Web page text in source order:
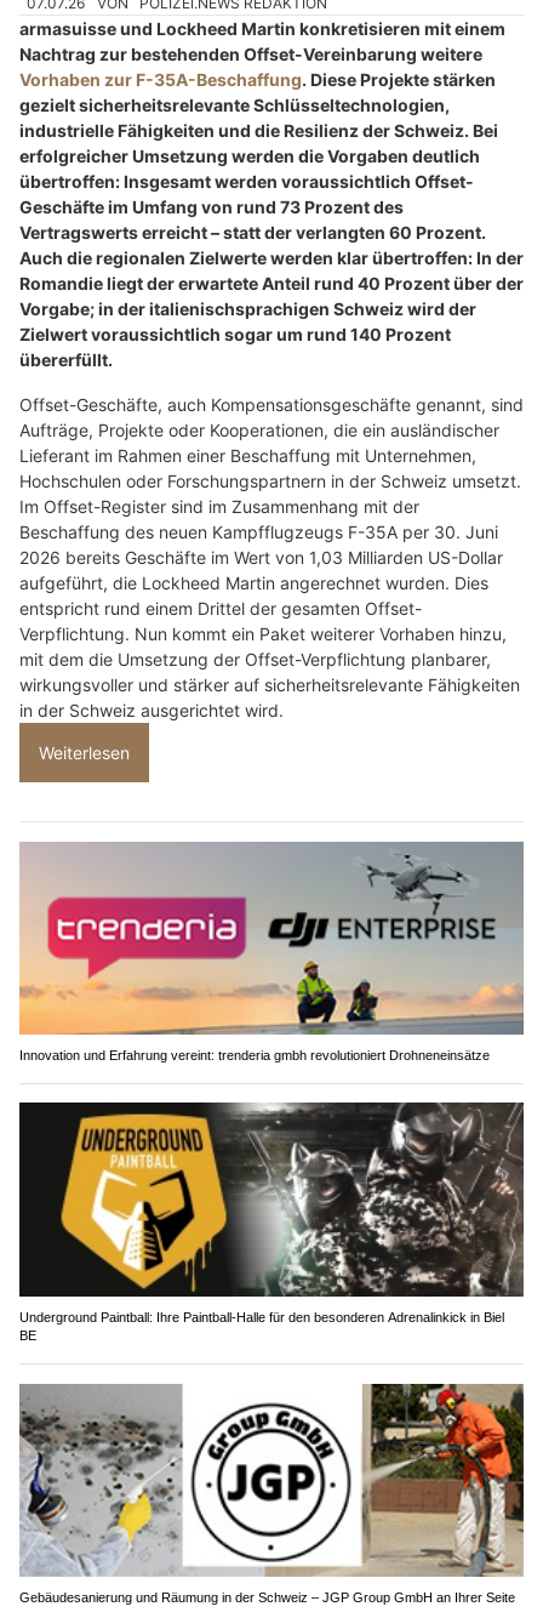
armasuisse und Lockheed Martin konkretisieren mit einem
Nachtrag zur bestehenden Offset-Vereinbarung weitere
Vorhaben zur F-35A-Beschaffung. Diese Projekte stärken
gezielt sicherheitsrelevante Schlüsseltechnologien,
industrielle Fähigkeiten und die Resilienz der Schweiz. Bei
erfolgreicher Umsetzung werden die Vorgaben deutlich
übertroffen: Insgesamt werden voraussichtlich Offset-
Geschäfte im Umfang von rund 73 Prozent des
Vertragswerts erreicht – statt der verlangten 60 Prozent.
Auch die regionalen Zielwerte werden klar übertroffen: In der
Romandie liegt der erwartete Anteil rund 40 Prozent über der
Vorgabe; in der italienischsprachigen Schweiz wird der
Zielwert voraussichtlich sogar um rund 140 Prozent
übererfüllt.
Offset-Geschäfte, auch Kompensationsgeschäfte genannt, sind
Aufträge, Projekte oder Kooperationen, die ein ausländischer
Lieferant im Rahmen einer Beschaffung mit Unternehmen,
Hochschulen oder Forschungspartnern in der Schweiz umsetzt.
Im Offset-Register sind im Zusammenhang mit der
Beschaffung des neuen Kampfflugzeugs F-35A per 30. Juni
2026 bereits Geschäfte im Wert von 1,03 Milliarden US-Dollar
aufgeführt, die Lockheed Martin angerechnet wurden. Dies
entspricht rund einem Drittel der gesamten Offset-
Verpflichtung. Nun kommt ein Paket weiterer Vorhaben hinzu,
mit dem die Umsetzung der Offset-Verpflichtung planbarer,
wirkungsvoller und stärker auf sicherheitsrelevante Fähigkeiten
in der Schweiz ausgerichtet wird.
Weiterlesen
Innovation und Erfahrung vereint: trenderia gmbh revolutioniert Drohneneinsätze
Underground Paintball: Ihre Paintball-Halle für den besonderen Adrenalinkick in Biel
BE
Gebäudesanierung und Räumung in der Schweiz – JGP Group GmbH an Ihrer Seite